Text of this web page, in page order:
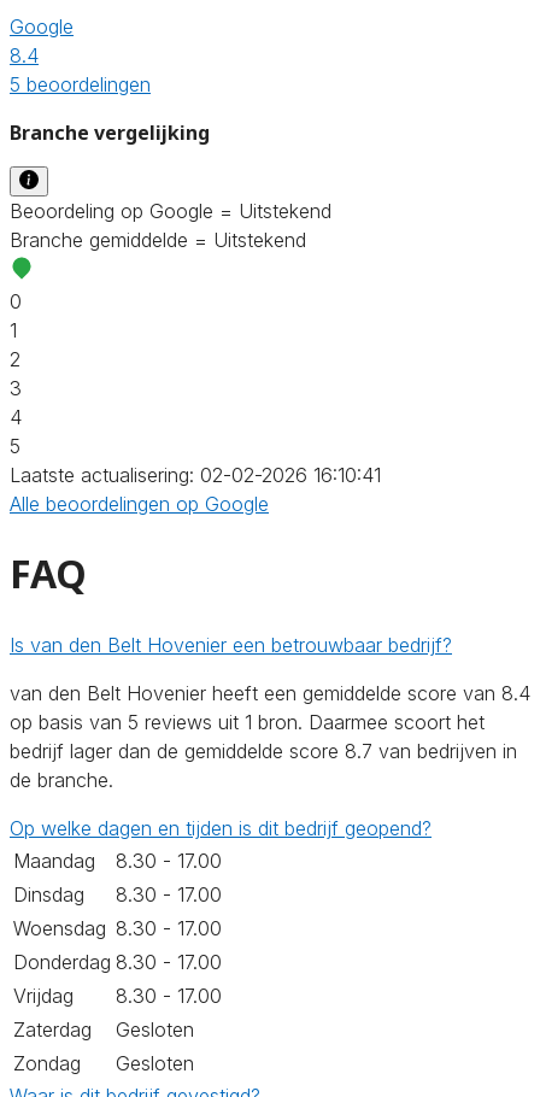
Google
8.4
5 beoordelingen
Branche vergelijking
Beoordeling op Google = Uitstekend
Branche gemiddelde = Uitstekend
0
1
2
3
4
5
Laatste actualisering: 02-02-2026 16:10:41
Alle beoordelingen op Google
FAQ
Is van den Belt Hovenier een betrouwbaar bedrijf?
van den Belt Hovenier heeft een gemiddelde score van 8.4
op basis van 5 reviews uit 1 bron. Daarmee scoort het
bedrijf lager dan de gemiddelde score 8.7 van bedrijven in
de branche.
Op welke dagen en tijden is dit bedrijf geopend?
Maandag
8.30 - 17.00
Dinsdag
8.30 - 17.00
Woensdag 8.30 - 17.00
Donderdag 8.30 - 17.00
Vrijdag
8.30 - 17.00
Zaterdag
Gesloten
Zondag
Gesloten